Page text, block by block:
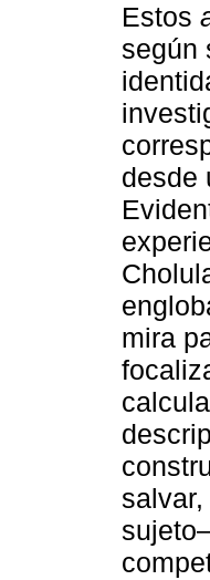
Estos
según
desde
mira